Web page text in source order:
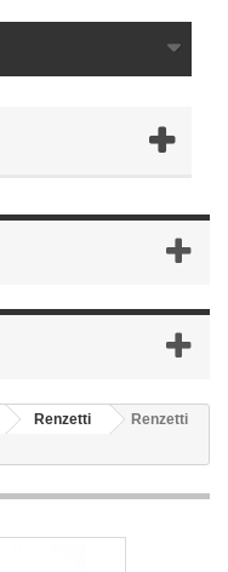
Renzetti
Renzetti